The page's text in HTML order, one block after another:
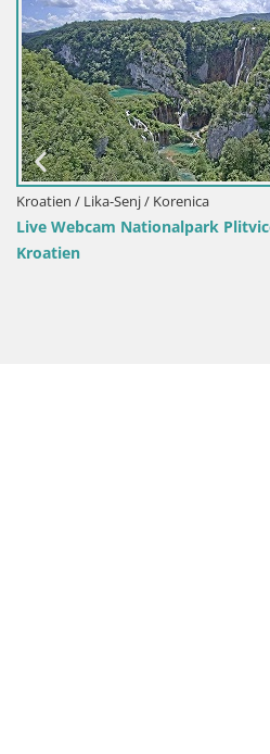
Kroatien / Lika-Senj / Korenica
Live Webcam Nationalpark
Kroatien